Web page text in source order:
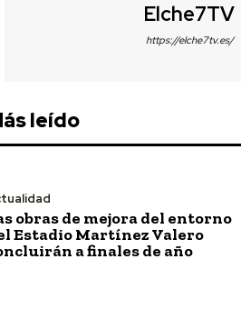
Elche7TV
https://elche7tv.es/
leído
obras de mejora del entorno
Estadio Martínez Valero
a finales de año